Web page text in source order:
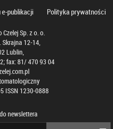
e-publikacji Polityka prywatności
Sp. z o. o.
12-14,
Lublin,
fax: 81/ 470 93 04
ISSN 1230-0888
newslettera